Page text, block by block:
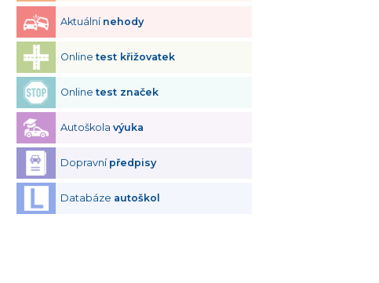
Aktuální nehody
Onlinetest křižovatek
Onlinetest značek
Autoškolavýuka
Dopravní předpisy
Databáze autoškol